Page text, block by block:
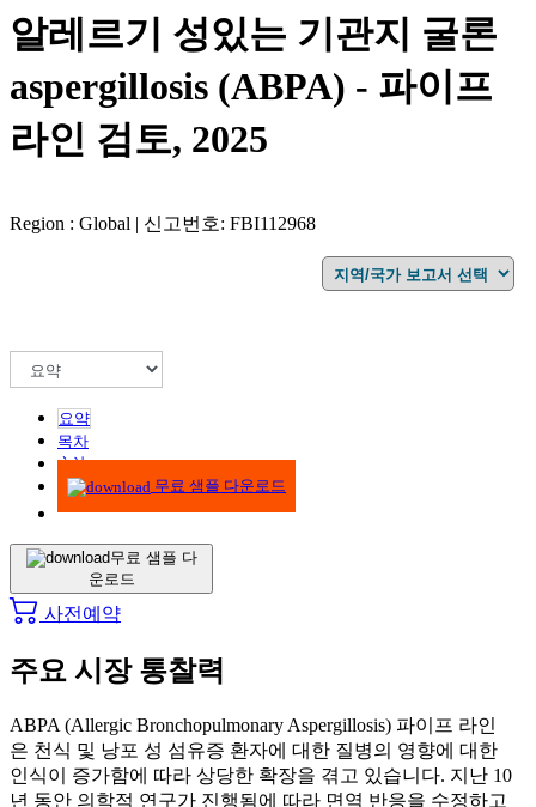
알레르기 성있는 기관지 굴론
aspergillosis (ABPA) - 파이프
라인 검토, 2025
Region : Global | 신고번호: FBI112968
요약
목차
方法
무료 샘플 다운로드
무료 샘플 다
운로드
사전예약
주요 시장 통찰력
ABPA (Allergic Bronchopulmonary Aspergillosis) 파이프 라인
은 천식 및 낭포 성 섬유증 환자에 대한 질병의 영향에 대한
인식이 증가함에 따라 상당한 확장을 겪고 있습니다. 지난 10
년 동안 의학적 연구가 진행됨에 따라 면역 반응을 수정하고